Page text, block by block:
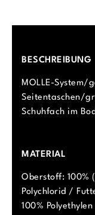
BESCHREIBUNG
MOLLE-System/
Seitentaschen/
Schuhfach im
MATERIAL
Oberstoff: 100%
Polychlorid /
100% Polyethylen